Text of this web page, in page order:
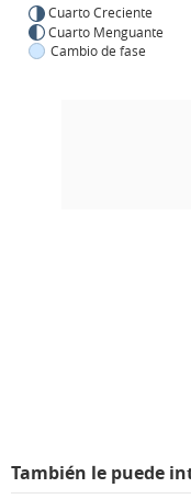
Cuarto Creciente
Cuarto Menguante
Cambio de fase
También le puede